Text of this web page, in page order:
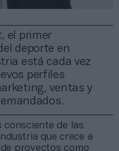
el primer
deporte en
está cada vez
perfiles
ventas y
consciente de las
que crece a
proyectos como